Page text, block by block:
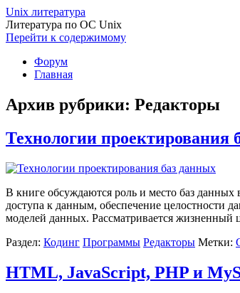
Unix литература
Литература по ОС Unix
Перейти к содержимому
Форум
Главная
Архив рубрики: Редакторы
Технологии проектирования
В книге обсуждаются роль и место баз
доступа к данным, обеспечение целостности
моделей данных. Рассматривается жизненный
Раздел: Кодинг Программы Редакторы Метки:
HTML, JavaScript, PHP и